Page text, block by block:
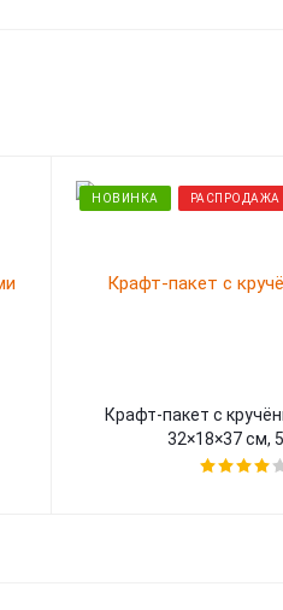
НОВИНКА РАСПРОДАЖА
Крафт-пакет с
32×18×37 см,